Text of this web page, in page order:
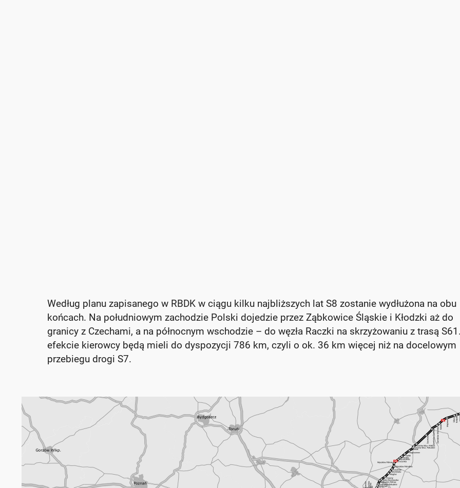
Według planu zapisanego w RBDK w ciągu kilku najbliższych lat S8 zostanie wydłużona na obu
końcach. Na południowym zachodzie Polski dojedzie przez Ząbkowice Śląskie i Kłodzki aż do
granicy z Czechami, a na północnym wschodzie – do węzła Raczki na skrzyżowaniu z trasą
efekcie kierowcy będą mieli do dyspozycji 786 km, czyli o ok. 36 km więcej niż na docelowym
przebiegu drogi S7.